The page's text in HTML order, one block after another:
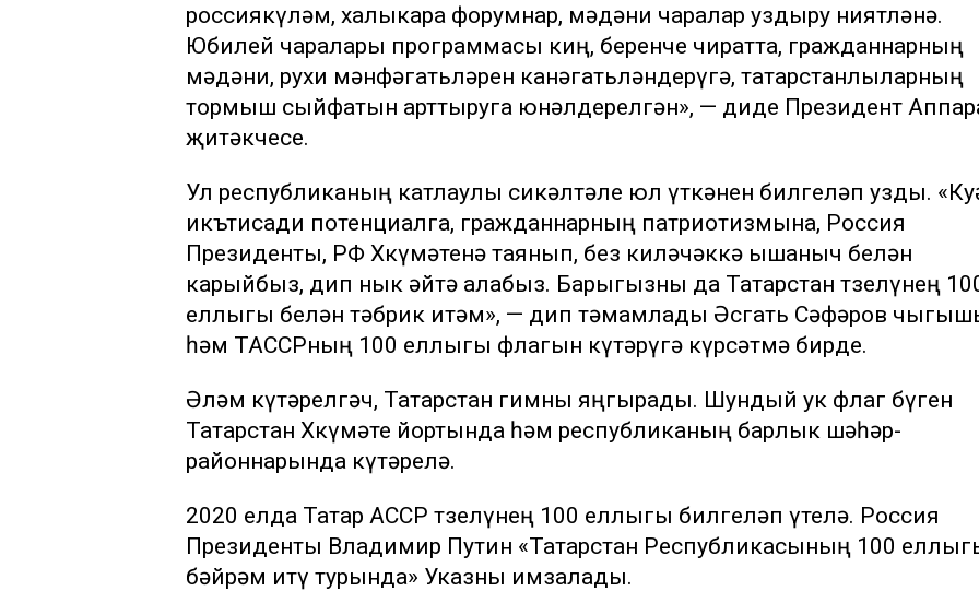
россиякүләм, халыкара форумнар, мәдәни чаралар уздыру ниятләнә.
Юбилей чаралары программасы киң, беренче чиратта, гражданнарның
мәдәни, рухи мәнфәгатьләрен канәгатьләндерүгә, татарстанлыларның
тормыш сыйфатын арттыруга юнәлдерелгән», — диде Президент
җитәкчесе.
Ул республиканың катлаулы сикәлтәле юл үткәнен билгеләп узды.
икътисади потенциалга, гражданнарның патриотизмына, Россия
Президенты, РФ Хөкүмәтенә таянып, без киләчәккә ышаныч белән
карыйбыз, дип нык әйтә алабыз. Барыгызны да Татарстан төзелүнең
еллыгы белән тәбрик итәм», — дип тәмамлады Әсгать Сәфәров
һәм ТАССРның 100 еллыгы флагын күтәрүгә күрсәтмә бирде.
Әләм күтәрелгәч, Татарстан гимны яңгырады. Шундый ук флаг бүген
Татарстан Хөкүмәте йортында һәм республиканың барлык шәһәр-
районнарында күтәрелә.
2020 елда Татар АССР төзелүнең 100 еллыгы билгеләп үтелә. Россия
Президенты Владимир Путин «Татарстан Республикасының 100
бәйрәм итү турында» Указны имзалады.